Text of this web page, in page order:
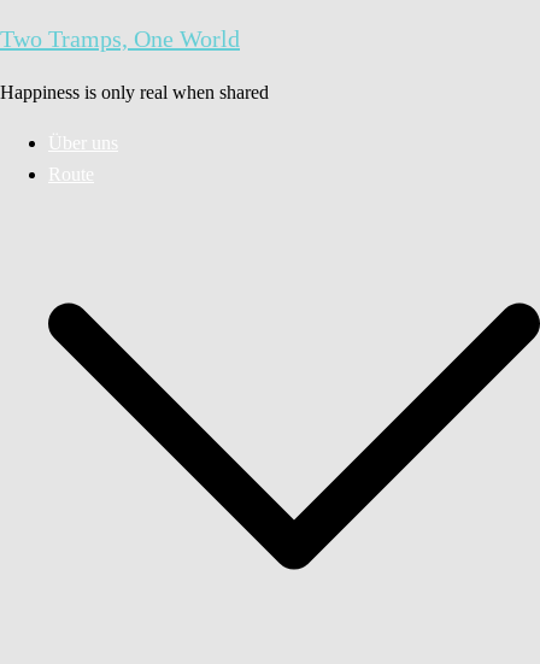
Inhalt
Two Tramps, One World
Happiness is only real when shared
Über uns
Route